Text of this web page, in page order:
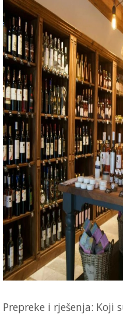
Prepreke i rješenja: Koji